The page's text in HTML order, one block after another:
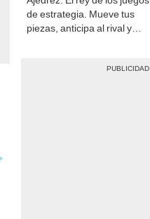
de estrategia. Mueve tus
piezas, anticipa al rival y